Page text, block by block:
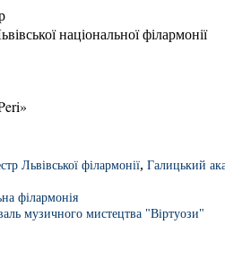
національної філармонії
Львівської філармонії, Галицький
філармонія
музичного мистецтва "Віртуози"